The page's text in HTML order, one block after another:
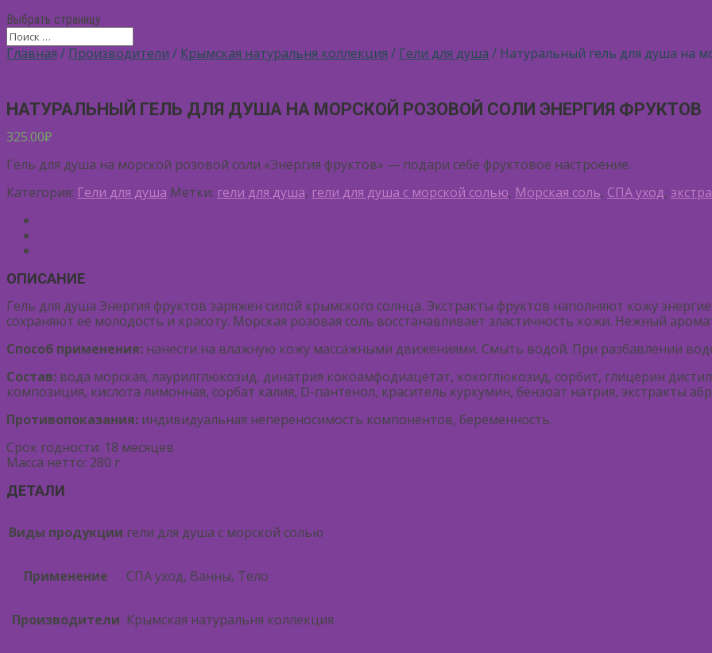
Выбрать страницу
Главная / Производители / Крымская натуральня коллекция / Гели для душа / Натуральный гель для душа на
НАТУРАЛЬНЫЙ ГЕЛЬ ДЛЯ ДУША НА МОРСКОЙ РОЗОВОЙ СОЛИ ЭНЕРГИЯ ФРУКТОВ
325.00₽
Гель для душа на морской розовой соли «Энергия фруктов» — подари себе фруктовое настроение.
Категория: Гели для душа Метки: гели для душа, гели для душа с морской солью, Морская соль, СПА уход,
ОПИСАНИЕ
Гель для душа Энергия фруктов заряжен силой крымского солнца. Экстракты фруктов наполняют кожу
сохраняют ее молодость и красоту. Морская розовая соль восстанавливает эластичность кожи. Нежный
Способ применения: нанести на влажную кожу массажными движениями. Смыть водой. При разбавлении
Состав: вода морская, лаурилглюкозид, динатрия кокоамфодиацетат, кокоглюкозид, сорбит, глицерин
композиция, кислота лимонная, сорбат калия, D-пантенол, краситель куркумин, бензоат натрия, экстракты
Противопоказания: индивидуальная непереносимость компонентов, беременность.
Срок годности: 18 месяцев
Масса нетто: 280 г
ДЕТАЛИ
Виды продукции гели для душа с морской солью
Применение СПА уход, Ванны, Тело
Производители Крымская натуральня коллекция